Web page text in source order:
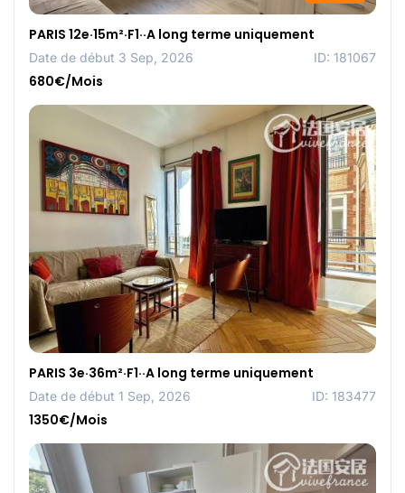
PARIS 12e·15m²·F1··A long terme uniquement
Date de début 3 Sep, 2026 ID: 181067
680€/Mois
PARIS 3e·36m²·F1··A long terme uniquement
Date de début 1 Sep, 2026 ID: 183477
1350€/Mois